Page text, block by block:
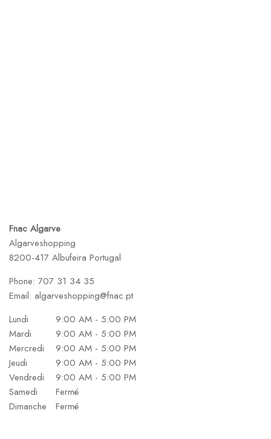
Fnac Algarve
Algarveshopping
8200-417 Albufeira Portugal
Phone: 707 31 34 35
Email: algarveshopping@fnac.pt
Lundi
9:00 AM - 5:00 PM
Mardi
9:00 AM - 5:00 PM
Mercredi
9:00 AM - 5:00 PM
Jeudi
9:00 AM - 5:00 PM
Vendredi
9:00 AM - 5:00 PM
Samedi
Fermé
Dimanche
Fermé